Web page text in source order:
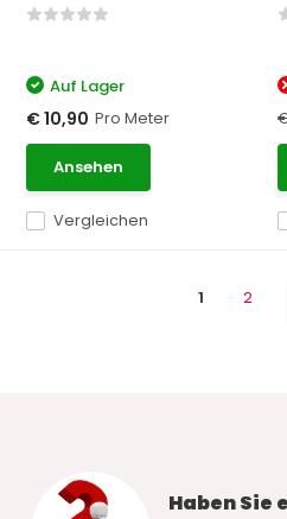
Vergleichen
Auf Lager
€ 10,90 Pro Meter
Ansehen
1 2
Haben Sie